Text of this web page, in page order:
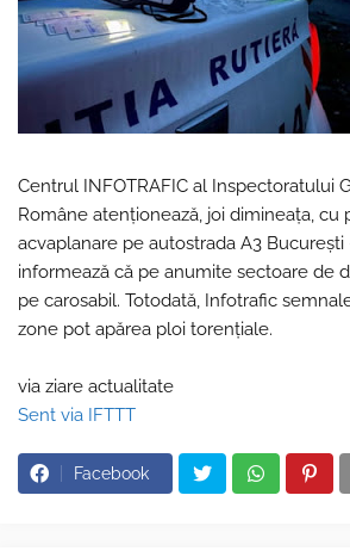
Centrul INFOTRAFIC al Inspectoratului
Române atenționează, joi dimineața, cu
acvaplanare pe autostrada A3 București
informează că pe anumite sectoare de
pe carosabil. Totodată, Infotrafic
zone pot apărea ploi torențiale.
via ziare actualitate
Sent via IFTTT
Facebook